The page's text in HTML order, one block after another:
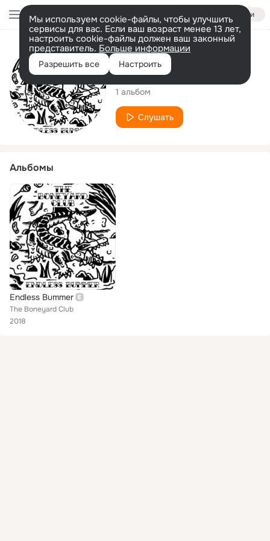
Войти
Мы используем cookie-файлы, чтобы улучшить
сервисы для вас. Если ваш возраст менее 13 лет,
настроить cookie-файлы должен ваш законный
представитель. Больше информации
Разрешить все Настроить
Исполнитель
The Boneyard Club
1 альбом
Слушать
Альбомы
Endless Bummer
The Boneyard Club
2018